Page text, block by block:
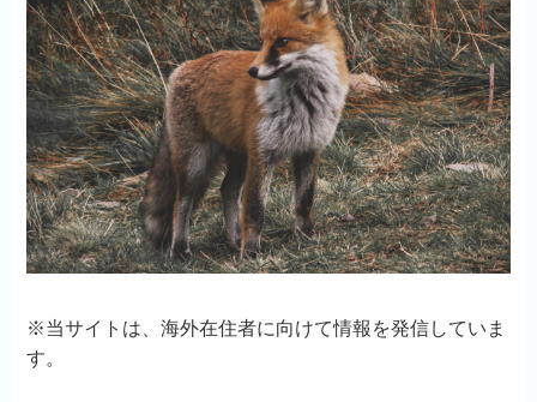
※当サイトは、海外在住者に向けて情報を発信していま
す。